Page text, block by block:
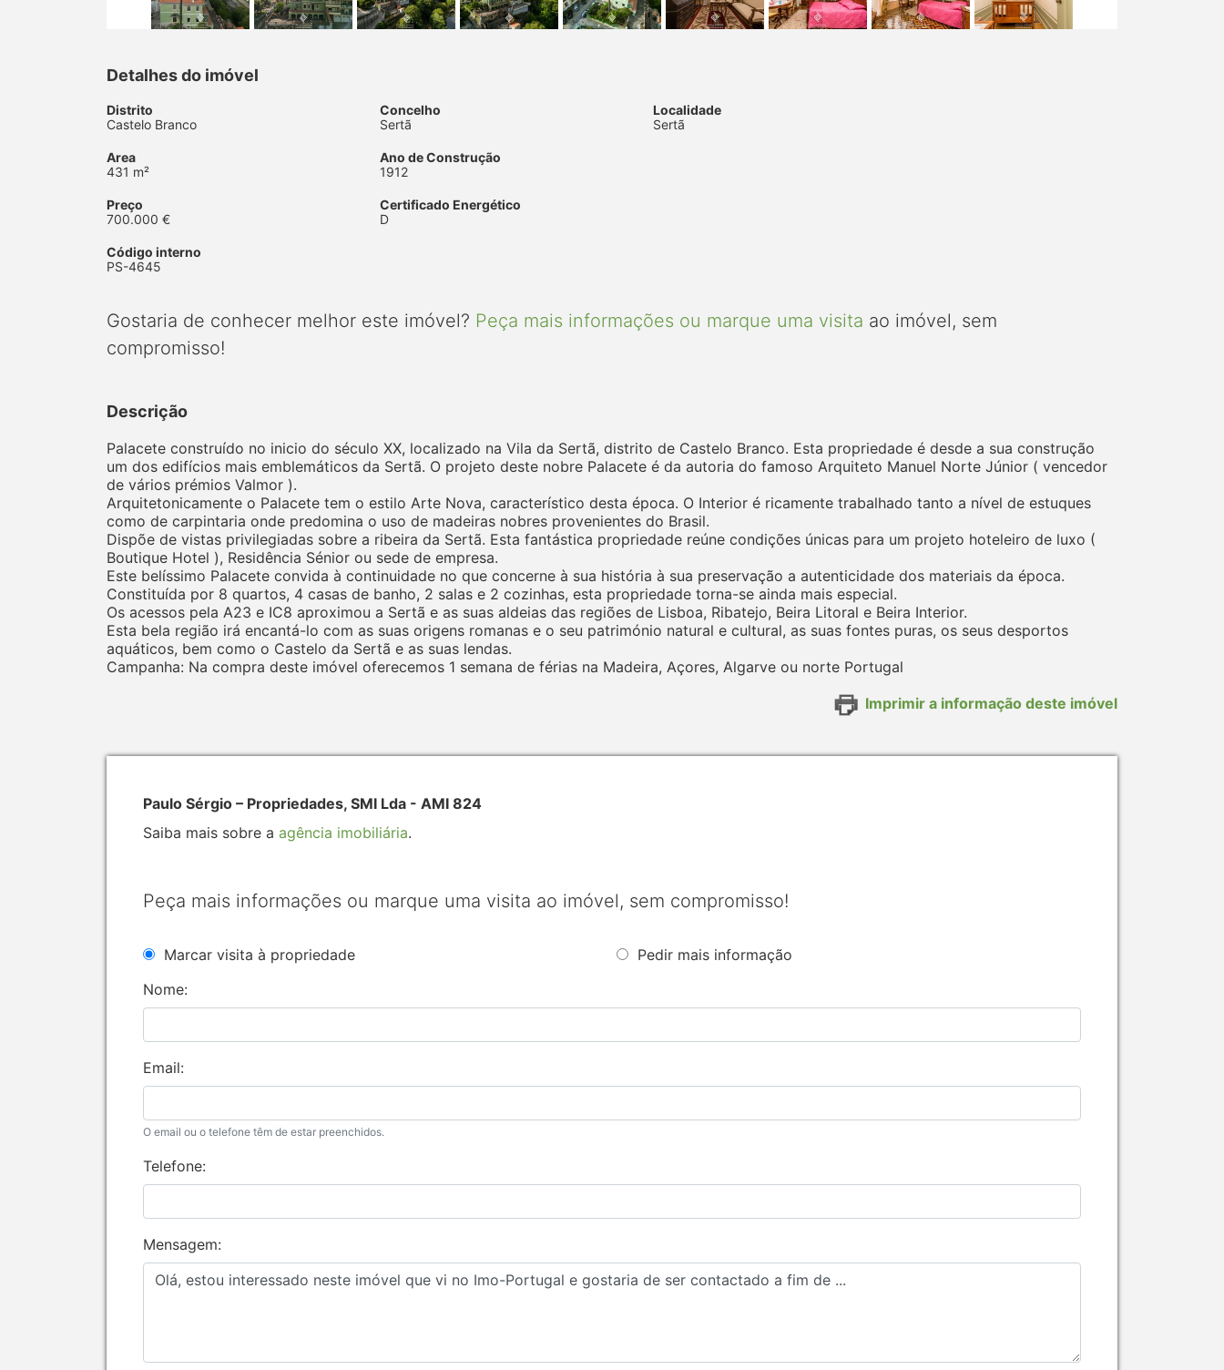
Detalhes do imóvel
Distrito
Castelo Branco
Concelho
Sertã
Localidade
Sertã
Area
431 m²
Ano de Construção
1912
Preço
700.000 €
Certificado Energético
D
Código interno
PS-4645
Gostaria de conhecer melhor este imóvel? Peça mais informações ou marque uma visita ao imóvel, sem
compromisso!
Descrição
Palacete construído no inicio do século XX, localizado na Vila da Sertã, distrito de Castelo Branco. Esta propriedade é desde a sua construção
um dos edifícios mais emblemáticos da Sertã. O projeto deste nobre Palacete é da autoria do famoso Arquiteto Manuel Norte Júnior ( vencedor
de vários prémios Valmor ).
Arquitetonicamente o Palacete tem o estilo Arte Nova, característico desta época. O Interior é ricamente trabalhado tanto a nível de estuques
como de carpintaria onde predomina o uso de madeiras nobres provenientes do Brasil.
Dispõe de vistas privilegiadas sobre a ribeira da Sertã. Esta fantástica propriedade reúne condições únicas para um projeto hoteleiro de luxo (
Boutique Hotel ), Residência Sénior ou sede de empresa.
Este belíssimo Palacete convida à continuidade no que concerne à sua história à sua preservação a autenticidade dos materiais da época.
Constituída por 8 quartos, 4 casas de banho, 2 salas e 2 cozinhas, esta propriedade torna-se ainda mais especial.
Os acessos pela A23 e IC8 aproximou a Sertã e as suas aldeias das regiões de Lisboa, Ribatejo, Beira Litoral e Beira Interior.
Esta bela região irá encantá-lo com as suas origens romanas e o seu património natural e cultural, as suas fontes puras, os seus desportos
aquáticos, bem como o Castelo da Sertã e as suas lendas.
Campanha: Na compra deste imóvel oferecemos 1 semana de férias na Madeira, Açores, Algarve ou norte Portugal
Imprimir a informação deste imóvel
Paulo Sérgio – Propriedades, SMI Lda - AMI 824
Saiba mais sobre a agência imobiliária.
Peça mais informações ou marque uma visita ao imóvel, sem compromisso!
Marcar visita à propriedade
Pedir mais informação
Nome:
Email:
O email ou o telefone têm de estar preenchidos.
Telefone:
Mensagem: